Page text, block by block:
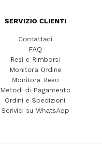
SERVIZIO CLIENTI
Contattaci
FAQ
Resi e Rimborsi
Monitora Ordine
Monitora Reso
Metodi di Pagamento
Ordini e Spedizioni
Scrivici su WhatsApp